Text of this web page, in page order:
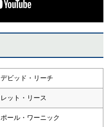
デビッド・リーチ
レット・リース
ポール・ワーニック